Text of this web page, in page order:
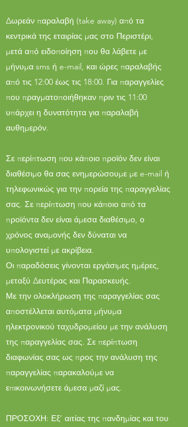
Δωρεάν παραλαβή (take away) από τα
κεντρικά της εταιρίας μας στο Περιστέρι,
μετά από ειδοποίηση που θα λάβετε με
μήνυμα sms ή e-mail, και ώρες παραλαβής
από τις 12:00 έως τις 18:00. Για παραγγελίες
που πραγματοποιήθηκαν πριν τις 11:00
υπάρχει η δυνατότητα για παραλαβή
αυθημερόν.
Σε περίπτωση που κάποιο προϊόν δεν είναι
διαθέσιμο θα σας ενημερώσουμε με e-mail ή
τηλεφωνικώς για την πορεία της παραγγελίας
σας. Σε περίπτωση που κάποιο από τα
προϊόντα δεν είναι άμεσα διαθέσιμο, ο
χρόνος αναμονής δεν δύναται να
υπολογιστεί με ακρίβεια.
Οι παραδόσεις γίνονται εργάσιμες ημέρες,
μεταξύ Δευτέρας και Παρασκευής.
Με την ολοκλήρωση της παραγγελίας σας
αποστέλλεται αυτόματα μήνυμα
ηλεκτρονικού ταχυδρομείου με την ανάλυση
της παραγγελίας σας. Σε περίπτωση
διαφωνίας σας ως προς την ανάλυση της
παραγγελίας παρακαλούμε να
επικοινωνήσετε άμεσα μαζί μας.
ΠΡΟΣΟΧΗ: Εξ’ αιτίας της πανδημίας και του